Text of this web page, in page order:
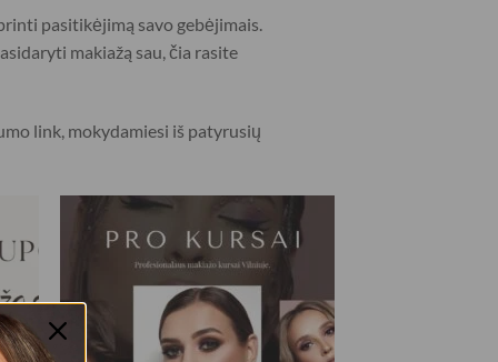
pasitikėjimą savo gebėjimais.
makiažą sau, čia rasite
link, mokydamiesi iš patyrusių